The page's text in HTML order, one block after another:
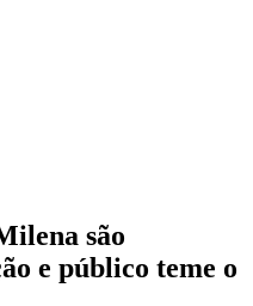
são
e público teme o